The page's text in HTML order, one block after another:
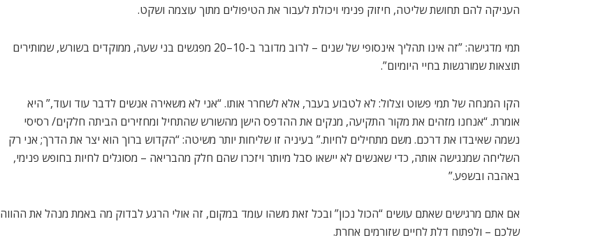
העניקה להם תחושת שליטה, חיזוק פנימי ויכולת לעבור את הטיפולים מתוך עוצמה ושקט.
תמי מדגישה: ”זה אינו תהליך אינסופי של שנים – לרוב מדובר ב-10–20 מפגשים בני שעה, ממוקדים בשורש, שמותירים
תוצאות שמורגשות בחיי היומיום”.
הקו המנחה של תמי פשוט וצלול: לא לטבוע בעבר, אלא לשחרר אותו. “אני לא משאירה אנשים לדבר עוד ועוד,” היא
אומרת. “אנחנו מזהים את מקור התקיעה, מנקים את ההדפס הישן מהשורש שהתחיל ומחזירים הביתה חלקים/ רסיסי
נשמה שאיבדו את דרכם. משם מתחילים לחיות.” בעיניה זו שליחות יותר משיטה: “הקדוש ברוך הוא יצר את הדרך; אני רק
השליחה שמנגישה אותה, כדי שאנשים לא יישאו סבל מיותר ויזכרו שהם חלק מהבריאה – מסוגלים לחיות בחופש פנימי,
באהבה ובשפע.”
אם אתם מרגישים שאתם עושים “הכול נכון” ובכל זאת משהו עומד במקום, זה אולי הרגע לבדוק מה באמת מנהל את ההווה
שלכם – ולפתוח דלת לחיים שזורמים אחרת.